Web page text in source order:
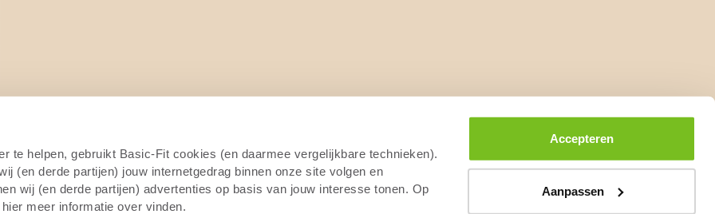
te helpen, gebruikt Basic-Fit cookies (en daarmee vergelijkbare technieken).
(en derde partijen) jouw internetgedrag binnen onze site volgen en
wij (en derde partijen) advertenties op basis van jouw interesse tonen. Op
meer informatie over vinden.
Accepteren
Aanpassen